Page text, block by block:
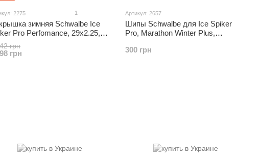
2275 1
зимняя Schwalbe Ice
Pro Perfomance, 29x2.25,
шипа
грн
грн
Артикул: 2657
Шипы Schwalbe для Ice Spiker
Pro, Marathon Winter Plus,
300 грн